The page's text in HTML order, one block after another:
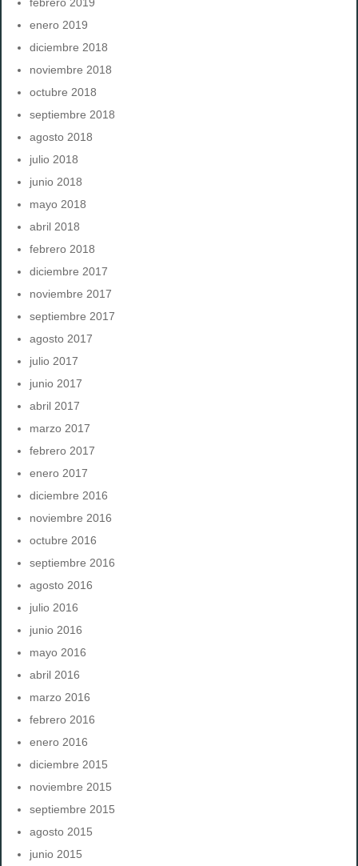
febrero 2019
enero 2019
diciembre 2018
noviembre 2018
octubre 2018
septiembre 2018
agosto 2018
julio 2018
junio 2018
mayo 2018
abril 2018
febrero 2018
diciembre 2017
noviembre 2017
septiembre 2017
agosto 2017
julio 2017
junio 2017
abril 2017
marzo 2017
febrero 2017
enero 2017
diciembre 2016
noviembre 2016
octubre 2016
septiembre 2016
agosto 2016
julio 2016
junio 2016
mayo 2016
abril 2016
marzo 2016
febrero 2016
enero 2016
diciembre 2015
noviembre 2015
septiembre 2015
agosto 2015
junio 2015